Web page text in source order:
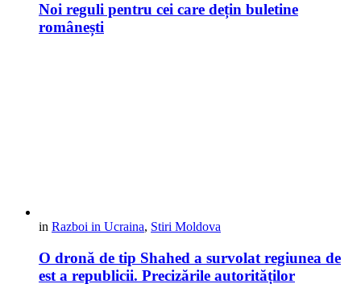
Noi reguli pentru cei care dețin buletine
românești
in Razboi in Ucraina, Stiri Moldova
O dronă de tip Shahed a survolat regiunea de
est a republicii. Precizările autorităților